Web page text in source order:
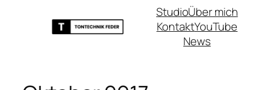
StudioÜber mich
KontaktYouTube
News